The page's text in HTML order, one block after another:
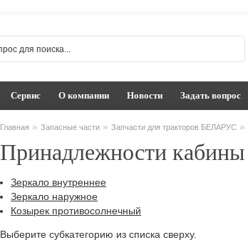
Сервис О компании Новости Задать вопрос
Главная » Запасные части » Запчасти для тракторов БЕЛАРУС »
Принадлежности кабины
Зеркало внутреннее
Зеркало наружное
Козырек противосолнечный
Выберите субкатегорию из списка сверху.